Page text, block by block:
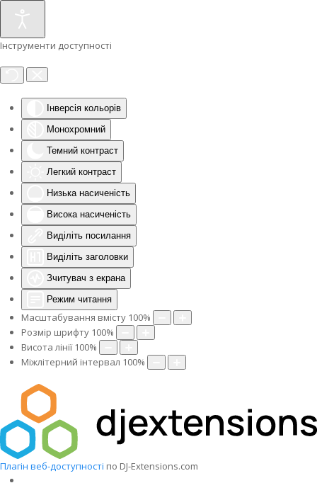
Інструменти доступності
Інверсія кольорів
Монохромний
Темний контраст
Легкий контраст
Низька насиченість
Висока насиченість
Виділіть посилання
Виділіть заголовки
Зчитувач з екрана
Режим читання
Масштабування вмісту 100%
Розмір шрифту 100%
Висота лінії 100%
Міжлітерний інтервал 100%
Плагін веб-доступності по DJ-Extensions.com